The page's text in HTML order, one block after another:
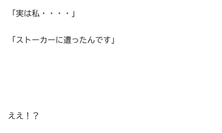
「実は私・・・・」
「ストーカーに遭ったんです」
ええ！？